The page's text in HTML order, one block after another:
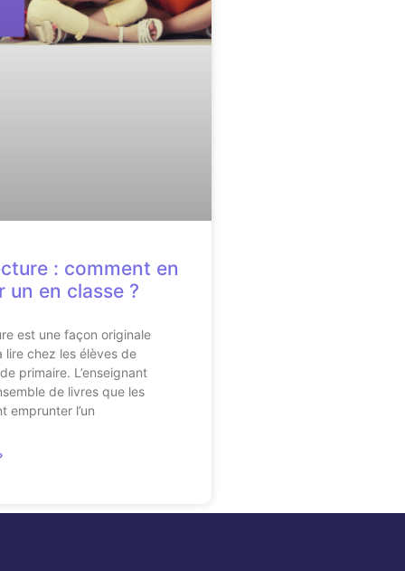
: comment en
un en classe ?
est une façon originale
lire chez les élèves de
primaire. L’enseignant
de livres que les
emprunter l’un